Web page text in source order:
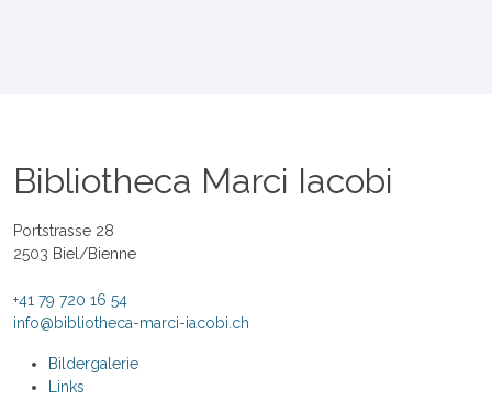
Bibliotheca Marci Iacobi
Portstrasse 28
2503 Biel/Bienne
+41 79 720 16 54
info@bibliotheca-marci-iacobi.ch
Bildergalerie
Links